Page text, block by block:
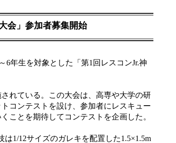
会」参加者募集開始
年生を対象とした「第1回レスコンJr.神
れている。この大会は、高専や大学の研
コンテストを設け、参加者にレスキュー
ことを期待してコンテストを企画した。
1/12サイズのガレキを配置した1.5×1.5m